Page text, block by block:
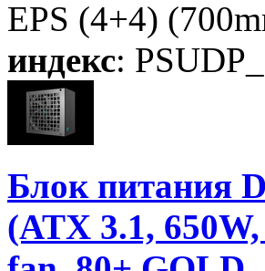
EPS (4+4)
индекс:
Блок питания
(ATX 3.1,